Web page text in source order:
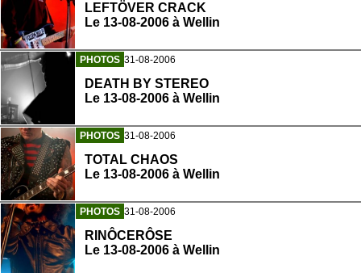
LEFTÖVER CRACK
Le 13-08-2006 à Wellin
PHOTOS 31-08-2006
DEATH BY STEREO
Le 13-08-2006 à Wellin
PHOTOS 31-08-2006
TOTAL CHAOS
Le 13-08-2006 à Wellin
PHOTOS 31-08-2006
RINÔCERÔSE
Le 13-08-2006 à Wellin